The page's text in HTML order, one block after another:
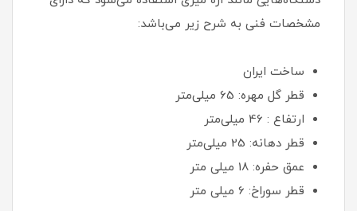
مشخصات فنی به شرح زیر می‌باشد:
ساخت ایران
قطر گل مهره: 65 میلی‌متر
ارتفاع : 46 میلی‌متر
قطر دهانه: 25 میلی‌متر
عمق حفره: 18 میلی متر
قطر سوراخ: 6 میلی متر